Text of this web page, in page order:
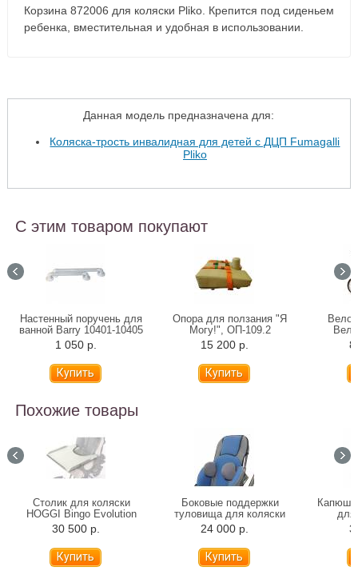
Корзина 872006 для коляски Pliko. Крепится под сиденьем
ребенка, вместительная и удобная в использовании.
Данная модель предназначена для:
Коляска-трость инвалидная для детей с ДЦП Fumagalli
Pliko
С этим товаром покупают
Настенный поручень для
ванной Barry 10401-10405
(31-81 см)
1 050 р.
Опора для ползания "Я
Могу!", ОП-109.2
15 200 р.
Похожие товары
Столик для коляски
HOGGI Bingo Evolution
30 500 р.
Боковые поддержки
туловища для коляски
HOGGI Bingo Evolution
24 000 р.
для